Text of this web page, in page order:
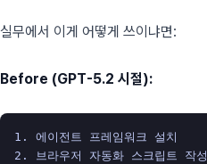
실무에서 이게 어떻게 쓰이냐면:
Before (GPT-5.2 시절):
1. 에이전트 프레임워크 설치
2. 브라우저 자동화 스크립트 작성